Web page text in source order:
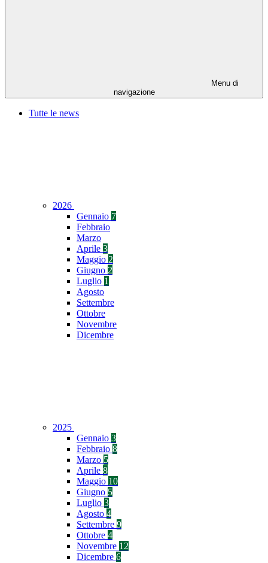
Menu di
navigazione
Tutte le news
2026
Gennaio 7
Febbraio
Marzo
Aprile 3
Maggio 2
Giugno 2
Luglio 1
Agosto
Settembre
Ottobre
Novembre
Dicembre
2025
Gennaio 3
Febbraio 8
Marzo 5
Aprile 8
Maggio 10
Giugno 5
Luglio 3
Agosto 4
Settembre 9
Ottobre 4
Novembre 12
Dicembre 6